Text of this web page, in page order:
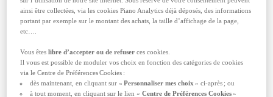
maintiennent un bon niveau d'accessibilité,
accompagné d'un processus de suivi pour une révision
continue.
Cette déclaration d'accessibilité s'applique à
https://www.assurance-voyage.axa-assistance.fr/
État de conformité
ainsi être collectées, via les cookies Piano Analytics déjà déposés, des informations
portant par exemple sur le montant des achats, la taille d’affichage de la page,
etc….
Vous êteslibre d’accepter ou de refuser ces cookies.
Il vous est possible de moduler vos choix en fonction des catégories de cookies
via le Centre de Préférences Cookies :
dès maintenant, en cliquant sur « Personnaliser mes choix » ci-après ; ou
à tout moment, en cliquant sur le lien « Centre de Préférences Cookies»